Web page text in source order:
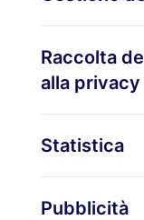
Raccolta
alla privacy
Statistica
Pubblicità